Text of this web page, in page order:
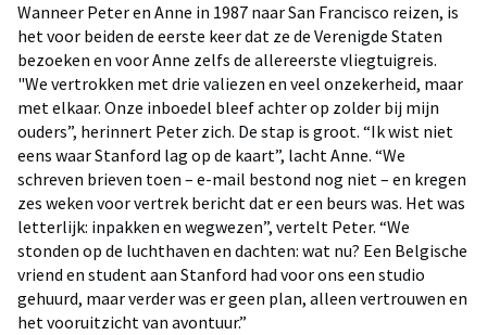
Wanneer Peter en Anne in 1987 naar San Francisco reizen, is
het voor beiden de eerste keer dat ze de Verenigde Staten
bezoeken en voor Anne zelfs de allereerste vliegtuigreis.
"We vertrokken met drie valiezen en veel onzekerheid, maar
met elkaar. Onze inboedel bleef achter op zolder bij mijn
ouders”, herinnert Peter zich. De stap is groot. “Ik wist niet
eens waar Stanford lag op de kaart”, lacht Anne. “We
schreven brieven toen – e-mail bestond nog niet – en kregen
zes weken voor vertrek bericht dat er een beurs was. Het was
letterlijk: inpakken en wegwezen”, vertelt Peter. “We
stonden op de luchthaven en dachten: wat nu? Een Belgische
vriend en student aan Stanford had voor ons een studio
gehuurd, maar verder was er geen plan, alleen vertrouwen en
het vooruitzicht van avontuur.”